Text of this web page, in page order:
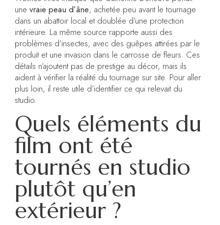
une vraie peau d’âne, achetée peu avant le tournage
dans un abattoir local et doublée d’une protection
intérieure. La même source rapporte aussi des
problèmes d’insectes, avec des guêpes attirées par le
produit et une invasion dans le carrosse de fleurs. Ces
détails n’ajoutent pas de prestige au décor, mais ils
aident à vérifier la réalité du tournage sur site. Pour aller
plus loin, il reste utile d’identifier ce qui relevait du
studio.
Quels éléments du
film ont été
tournés en studio
plutôt qu’en
extérieur ?